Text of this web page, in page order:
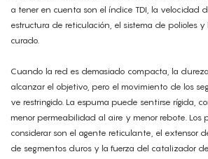
a tener en cuenta son el índice TDI, la velocidad
estructura de reticulación, el sistema de polioles
curado.
Cuando la red es demasiado compacta, la
alcanzar el objetivo, pero el movimiento de los
ve restringido. La espuma puede sentirse rígida,
menor permeabilidad al aire y menor rebote. Los
considerar son el agente reticulante, el extensor
de segmentos duros y la fuerza del catalizador